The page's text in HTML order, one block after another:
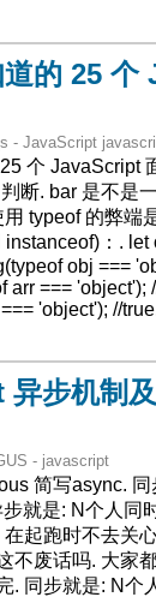
的 25 个
- JavaScript
个 JavaScript
断. bar 是不是
typeof 的弊端
：. let
obj ===
arr === 'object');
'object'); //
步机制
- javascript
简写async. 同
就是: N个人同
起跑时不去关
不废话吗. 大家
. 同步就是: N个